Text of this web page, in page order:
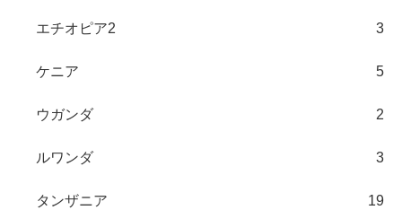
エチオピア2 3
ケニア 5
ウガンダ 2
ルワンダ 3
タンザニア 19